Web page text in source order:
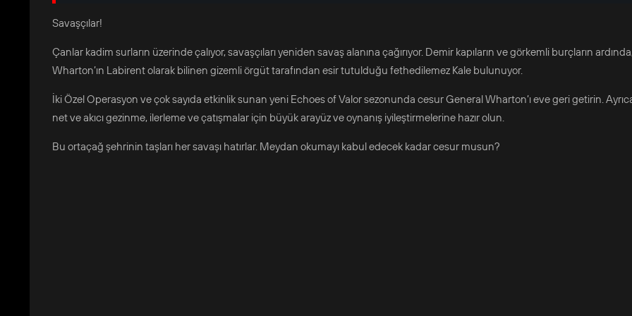
Savaşçılar!
Çanlar kadim surların üzerinde çalıyor, savaşçıları yeniden savaş alanına çağırıyor. Demir kapıların ve görkemli burçların
Wharton’ın Labirent olarak bilinen gizemli örgüt tarafından esir tutulduğu fethedilemez Kale bulunuyor.
İki Özel Operasyon ve çok sayıda etkinlik sunan yeni Echoes of Valor sezonunda cesur General Wharton’ı eve geri getirin.
net ve akıcı gezinme, ilerleme ve çatışmalar için büyük arayüz ve oynanış iyileştirmelerine hazır olun.
Bu ortaçağ şehrinin taşları her savaşı hatırlar. Meydan okumayı kabul edecek kadar cesur musun?